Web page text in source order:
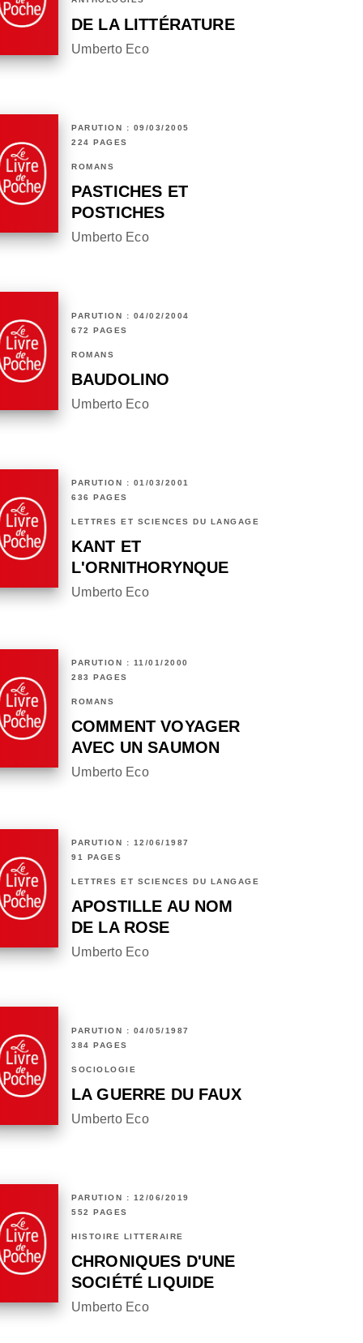
DE LA LITTÉRATURE
Umberto Eco
PARUTION : 09/03/2005
224 PAGES
ROMANS
PASTICHES ET
POSTICHES
Umberto Eco
PARUTION : 04/02/2004
672 PAGES
ROMANS
BAUDOLINO
Umberto Eco
PARUTION : 01/03/2001
636 PAGES
LETTRES ET SCIENCES DU LANGAGE
KANT ET
L'ORNITHORYNQUE
Umberto Eco
PARUTION : 11/01/2000
283 PAGES
ROMANS
COMMENT VOYAGER
AVEC UN SAUMON
Umberto Eco
PARUTION : 12/06/1987
91 PAGES
LETTRES ET SCIENCES DU LANGAGE
APOSTILLE AU NOM
DE LA ROSE
Umberto Eco
PARUTION : 04/05/1987
384 PAGES
SOCIOLOGIE
LA GUERRE DU FAUX
Umberto Eco
PARUTION : 12/06/2019
552 PAGES
HISTOIRE LITTÉRAIRE
CHRONIQUES D'UNE
SOCIÉTÉ LIQUIDE
Umberto Eco